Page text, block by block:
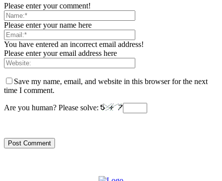
Please enter your comment!
Please enter your name here
You have entered an incorrect email address!
Please enter your email address here
Save my name, email, and website in this browser for the next
time I comment.
Are you human? Please solve: